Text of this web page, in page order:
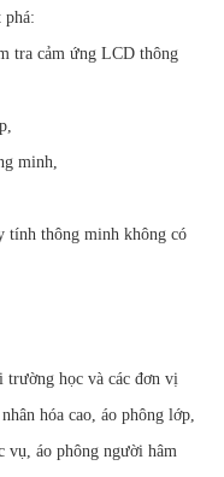
phá:
tra cảm ứng LCD thông
minh,
tính thông minh không có
trường học và các đơn vị
hóa cao, áo phông lớp,
vụ, áo phông người hâm